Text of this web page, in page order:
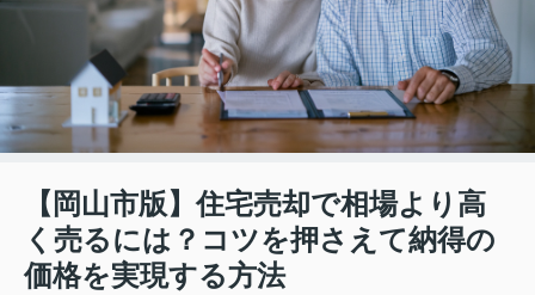
【岡山市版】住宅売却で相場より高
く売るには？コツを押さえて納得の
価格を実現する方法